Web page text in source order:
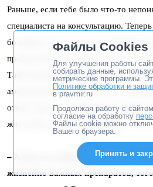
Раньше, если тебе было что-то
специалиста на консультацию.
больницу, а уж там пусть
предполагает, что лучше бы ты
Такой новомодный западный подход:
амбулаторную службу. Так что на
отвечу просто – меняется парадигма.
жить иначе, чем мы привыкли.
– А как же сокращение
жизненно важных препаратов,
Файлы Cookies
Для улучшения работы
собирать данные,
метрические программы.
Политике обработки и
в pravmir.ru
Продолжая работу с
согласие на обработку
Файлы cookie можно
Вашего браузера.
Принять и